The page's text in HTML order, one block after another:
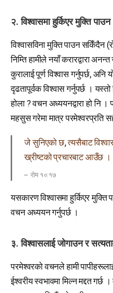
२. विश्वासमा हुर्किएर मुक्ति पाउन
विश्वासविना मुक्ति पाउन सकिँदैन
निम्ति हामीले नयाँ करारद्वारा
कुरालाई पूर्ण विश्वास गर्नुपर्छ, अनि
दृढतापूर्वक विश्वास गर्नुपर्छ ।
होला ? वचन अध्ययनद्वारा हो नि
महसुस गरेमा मात्र परमेश्वरप्रति
जे सुनिएको छ, त्यसैबाट
ख्रीष्टको प्रचारबाट आउँछ ।
रोम १०:१७
यसकारण विश्वासमा हुर्किएर मुक्ति
वचन अध्ययन गर्नुपर्छ ।
३. विश्वासलाई जोगाउन र
परमेश्वरको वचनले हामी
ईश्वरीय स्वभावमा मिल्न मद्दत गर्छ